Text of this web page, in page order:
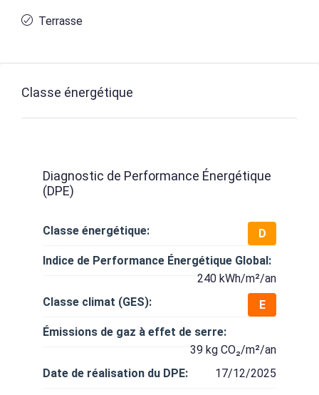
Terrasse
Classe énergétique
Diagnostic de Performance Énergétique
(DPE)
Classe énergétique:
D
Indice de Performance Énergétique Global:
240 kWh/m²/an
Classe climat (GES):
E
Émissions de gaz à effet de serre:
39 kg CO₂/m²/an
Date de réalisation du DPE:
17/12/2025